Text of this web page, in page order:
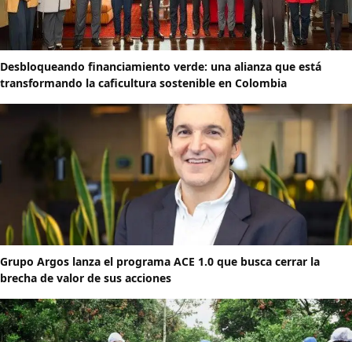
Desbloqueando financiamiento verde: una alianza que está
transformando la caficultura sostenible en Colombia
Grupo Argos lanza el programa ACE 1.0 que busca cerrar la
brecha de valor de sus acciones